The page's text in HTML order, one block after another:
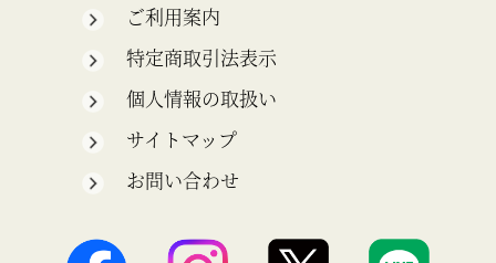
ご利用案内
特定商取引法表示
個人情報の取扱い
サイトマップ
お問い合わせ